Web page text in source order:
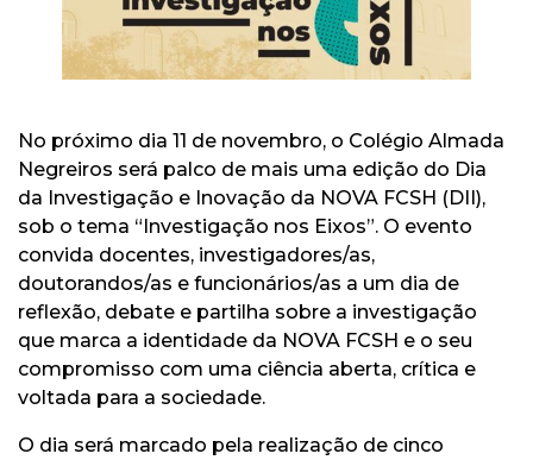
No próximo dia 11 de novembro, o Colégio Almada
Negreiros será palco de mais uma edição do Dia
da Investigação e Inovação da NOVA FCSH (DII),
sob o tema “Investigação nos Eixos”. O evento
convida docentes, investigadores/as,
doutorandos/as e funcionários/as a um dia de
reflexão, debate e partilha sobre a investigação
que marca a identidade da NOVA FCSH e o seu
compromisso com uma ciência aberta, crítica e
voltada para a sociedade.
O dia será marcado pela realização de cinco